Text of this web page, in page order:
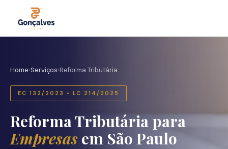
Home›Serviços›Reforma Tributária
EC 132/2023 • LC 214/2025
Reforma Tributária para
Empresas em São Paulo